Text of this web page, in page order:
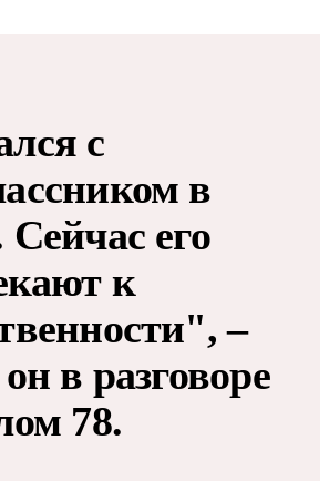
с
в
его
к
–
в разговоре
78.